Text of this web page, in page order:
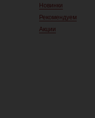
Новинки
Рекомендуем
Акции